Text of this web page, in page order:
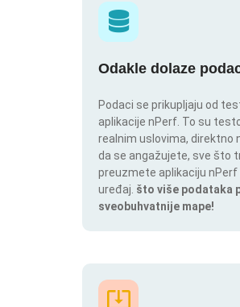
Odakle dolaze
Podaci se prikupljaju od
aplikacije nPerf. To su
realnim uslovima, direktno
da se angažujete, sve što
preuzmete aplikaciju
uređaj. što više podataka
sveobuhvatnije mape!